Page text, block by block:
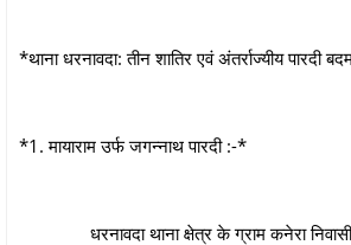
*थाना धरनावदा: तीन शातिर एवं अंतर्राज्यीय पारदी
*1. मायाराम उर्फ जगन्नाथ पारदी :-*
धरनावदा थाना क्षेत्र के ग्राम कनेरा निवासी